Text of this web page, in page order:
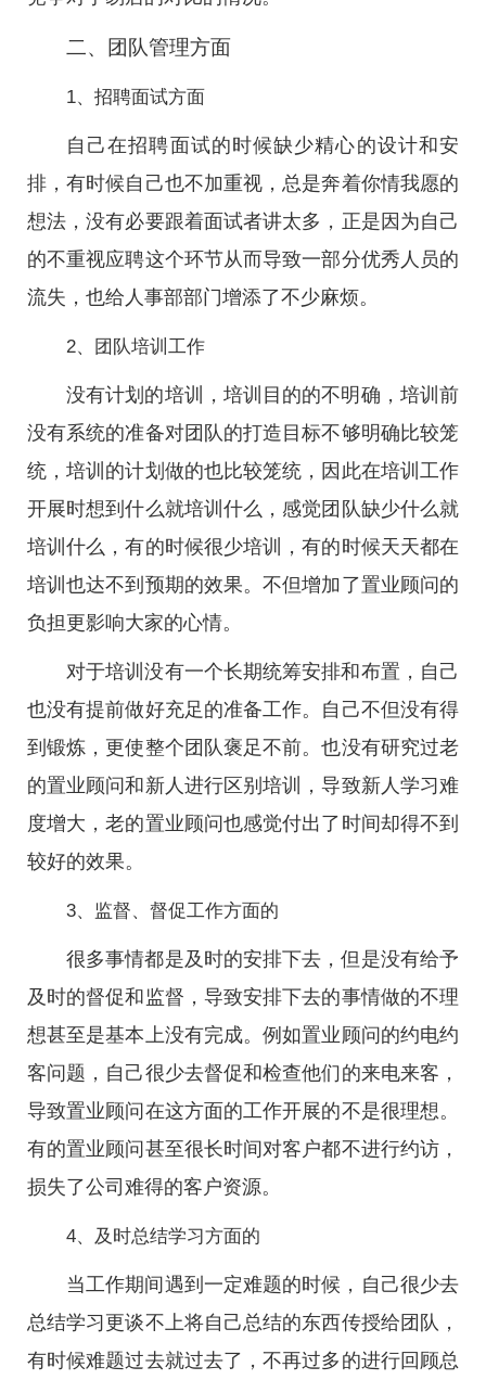
二、团队管理方面
1、招聘面试方面
自己在招聘面试的时候缺少精心的设计和安
排，有时候自己也不加重视，总是奔着你情我愿的
想法，没有必要跟着面试者讲太多，正是因为自己
的不重视应聘这个环节从而导致一部分优秀人员的
流失，也给人事部部门增添了不少麻烦。
2、团队培训工作
没有计划的培训，培训目的的不明确，培训前
没有系统的准备对团队的打造目标不够明确比较笼
统，培训的计划做的也比较笼统，因此在培训工作
开展时想到什么就培训什么，感觉团队缺少什么就
培训什么，有的时候很少培训，有的时候天天都在
培训也达不到预期的效果。不但增加了置业顾问的
负担更影响大家的心情。
对于培训没有一个长期统筹安排和布置，自己
也没有提前做好充足的准备工作。自己不但没有得
到锻炼，更使整个团队褒足不前。也没有研究过老
的置业顾问和新人进行区别培训，导致新人学习难
度增大，老的置业顾问也感觉付出了时间却得不到
较好的效果。
3、监督、督促工作方面的
很多事情都是及时的安排下去，但是没有给予
及时的督促和监督，导致安排下去的事情做的不理
想甚至是基本上没有完成。例如置业顾问的约电约
客问题，自己很少去督促和检查他们的来电来客，
导致置业顾问在这方面的工作开展的不是很理想。
有的置业顾问甚至很长时间对客户都不进行约访，
损失了公司难得的客户资源。
4、及时总结学习方面的
当工作期间遇到一定难题的时候，自己很少去
总结学习更谈不上将自己总结的东西传授给团队，
有时候难题过去就过去了，不再过多的进行回顾总